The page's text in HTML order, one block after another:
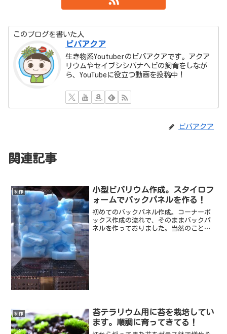
このブログを書いた人
ビバアクア
生き物系Youtuberのビバアクアです。アクア
リウムやセイブシシバナヘビの飼育をしなが
ら、YouTubeに役立つ動画を投稿中！
ビバアクア
関連記事
制作
小型ビバリウム作成。スタイロフ
ォームでバックパネルを作る！
初めてのバックパネル作成。コーナーボ
ックス作成の流れで、そのままバックパ
ネルを作っておりました。当然のことな
制作
苔テラリウム用に苔を栽培してい
ます。順調に育ってきてる！